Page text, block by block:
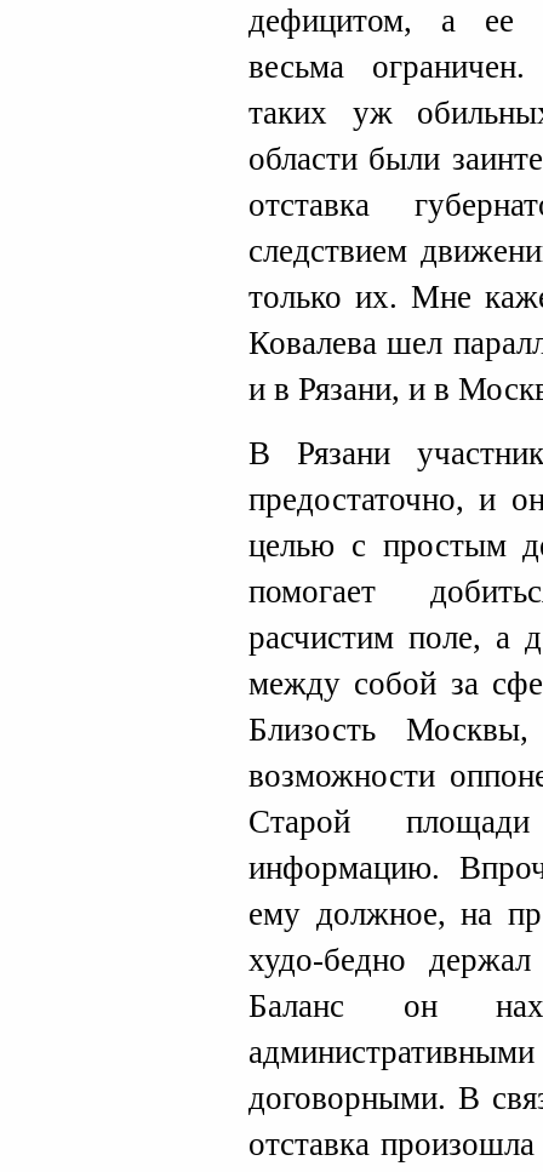
дефицитом, а ее
весьма
таких уж
области были
отставка
следствием
только их. Мне
Ковалева шел
и в Рязани, и в
В Рязани
предостаточно, и
целью с простым
помогает
расчистим поле, а
между собой за
Близость Москвы,
возможности
Старой
информацию.
ему должное, на
худо-бедно
Баланс он
договорными. В
отставка